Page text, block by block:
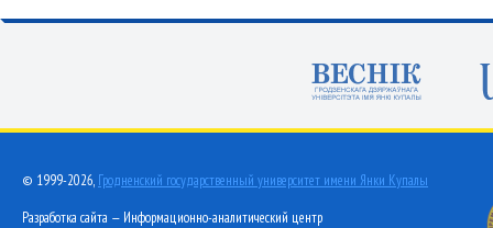
© 1999-2026, Гродненский государственный университет имени Янки Купалы
Разработка сайта — Информационно-аналитический центр